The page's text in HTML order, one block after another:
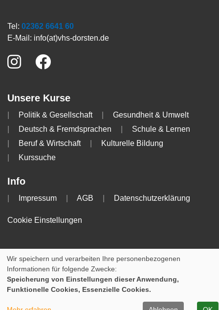
Tel: 02362 6641 60
E-Mail: info(at)vhs-dorsten.de
Unsere Kurse
Politik & Gesellschaft
Gesundheit & Umwelt
Deutsch & Fremdsprachen
Schule & Lernen
Beruf & Wirtschaft
Kulturelle Bildung
Kurssuche
Info
Impressum AGB Datenschutzerklärung
Cookie Einstellungen
Wir speichern und verarbeiten Ihre personenbezogenen
Informationen für folgende Zwecke:
Speicherung von Einstellungen dieser Anwendung,
Funktionelle Cookies, Essenzielle Cookies.